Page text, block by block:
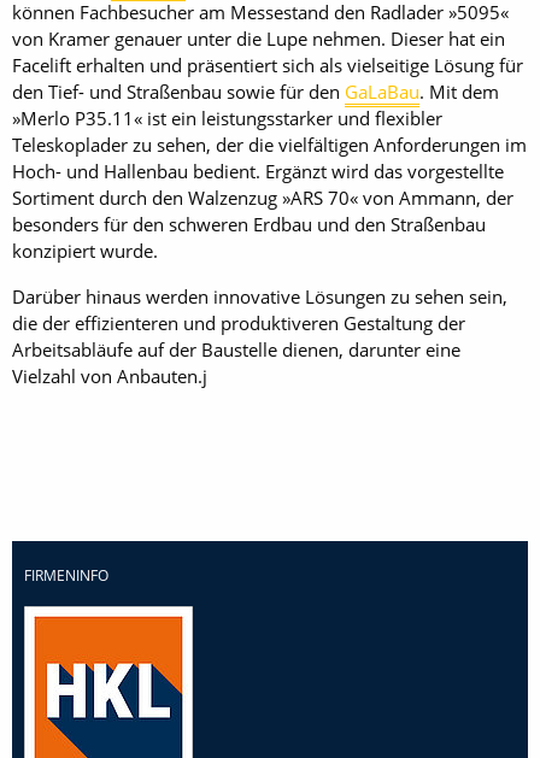
können Fachbesucher am Messestand den Radlader »5095«
von Kramer genauer unter die Lupe nehmen. Dieser hat ein
Facelift erhalten und präsentiert sich als vielseitige Lösung für
den Tief- und Straßenbau sowie für den GaLaBau. Mit dem
»Merlo P35.11« ist ein leistungsstarker und flexibler
Teleskoplader zu sehen, der die vielfältigen Anforderungen im
Hoch- und Hallenbau bedient. Ergänzt wird das vorgestellte
Sortiment durch den Walzenzug »ARS 70« von Ammann, der
besonders für den schweren Erdbau und den Straßenbau
konzipiert wurde.
Darüber hinaus werden innovative Lösungen zu sehen sein,
die der effizienteren und produktiveren Gestaltung der
Arbeitsabläufe auf der Baustelle dienen, darunter eine
Vielzahl von Anbauten.j
FIRMENINFO